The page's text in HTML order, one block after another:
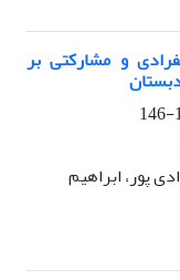
و مشارکتی بر
پور، ابراهیم